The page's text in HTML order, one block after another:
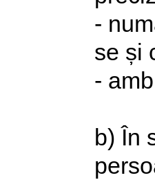
-
se și
-
b) În